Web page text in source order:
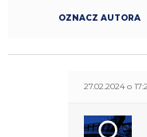
OZNACZ AUTORA
27.02.2024 o